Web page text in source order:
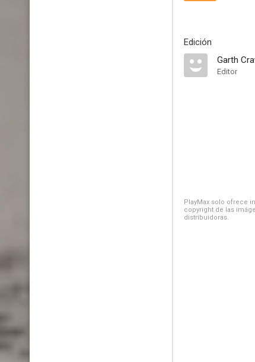
Edición
Garth
Editor
PlayMax solo ofrece
copyright de las
distribuidoras.